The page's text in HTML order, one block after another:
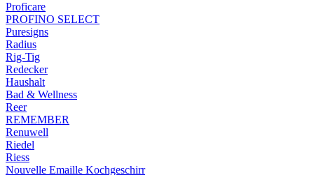
Proficare
PROFINO SELECT
Puresigns
Radius
Rig-Tig
Redecker
Haushalt
Bad & Wellness
Reer
REMEMBER
Renuwell
Riedel
Riess
Nouvelle Emaille Kochgeschirr